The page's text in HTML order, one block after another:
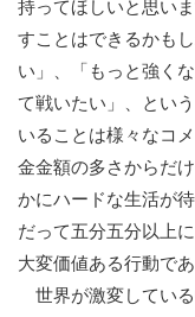
持ってほしいと思い
すことはできるかも
い」、「もっと強く
て戦いたい」、とい
いることは様々なコ
金金額の多さからだ
かにハードな生活が
だって五分五分以上
大変価値ある行動で
世界が激変してい